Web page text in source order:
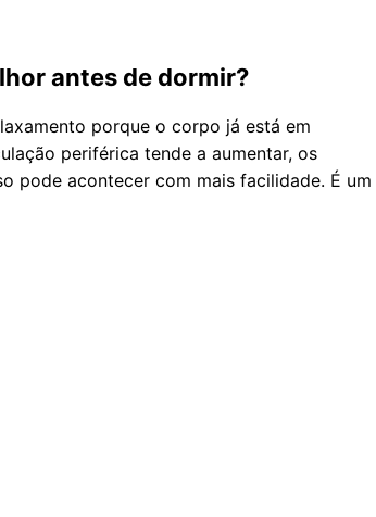
antes de dormir?
porque o corpo já está em
periférica tende a aumentar, os
pode acontecer com mais facilidade. É um